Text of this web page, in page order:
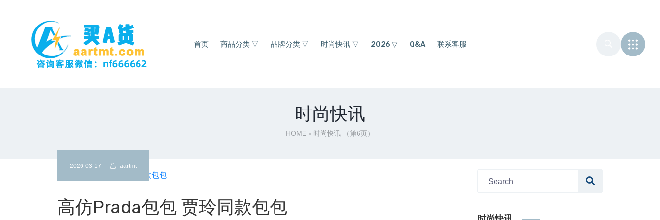
首页 商品分类 ▽ 品牌分类 ▽ 时尚快讯 ▽ 2026 ▽ Q&A 联系客服
时尚快讯
HOME > 时尚快讯 （第6页）
2026-03-17 aartmt
高仿Prada包包 贾玲同款包包